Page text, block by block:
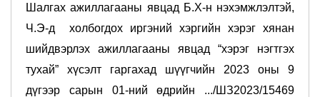
Шалгах ажиллагааны явцад Б.Х-н нэхэмжлэлтэй,
Ч.Э-д холбогдох иргэний хэргийн хэрэг хянан
шийдвэрлэх ажиллагааны явцад “хэрэг нэгтгэх
тухай” хүсэлт гаргахад шүүгчийн 2023 оны 9
дүгээр сарын 01-ний өдрийн .../ШЗ2023/15469